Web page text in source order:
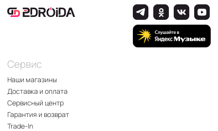
Многофункциональный и недорогой гаджет, как и
все смартфоны этого бренда надёжен,
многофункционален, подходит для
требовательных игр и имеет стильный,
узнаваемый дизайн с модулем камеры в форме
лезвия. Также это мобильное устройство
отличается:
Высокой производительностью;
Достоверной передачей цвета и чёткостью
изображения;
Превосходным качеством звука;
Эффективной усовершенствованной системой
Сервис
Наши магазины
Доставка и оплата
Сервисный центр
Гарантия и возврат
Trade-In